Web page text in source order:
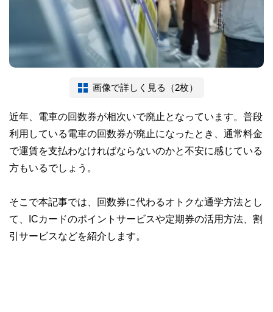
画像で詳しく見る（2枚）
近年、電車の回数券が相次いで廃止となっています。普段
利用している電車の回数券が廃止になったとき、通常料金
で運賃を支払わなければならないのかと不安に感じている
方もいるでしょう。
そこで本記事では、回数券に代わるオトクな通学方法とし
て、ICカードのポイントサービスや定期券の活用方法、割
引サービスなどを紹介します。